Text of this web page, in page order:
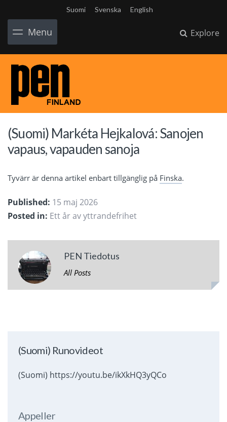
Suomi Svenska English
Menu Explore
(Suomi) Markéta Hejkalová: Sanojen
vapaus, vapauden sanoja
Tyvärr är denna artikel enbart tillgänglig på Finska.
Published: 15 maj 2026
Posted in: Ett år av yttrandefrihet
PEN Tiedotus
All Posts
(Suomi) Runovideot
(Suomi) https://youtu.be/ikXkHQ3yQCo
Appeller